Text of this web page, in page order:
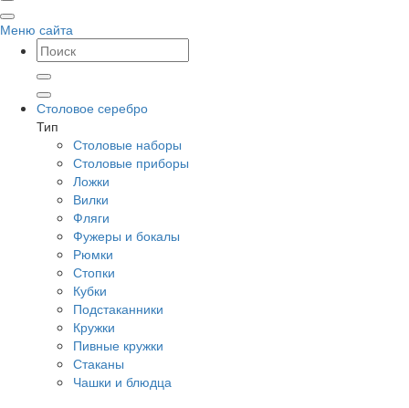
Меню сайта
Столовое серебро
Тип
Столовые наборы
Столовые приборы
Ложки
Вилки
Фляги
Фужеры и бокалы
Рюмки
Стопки
Кубки
Подстаканники
Кружки
Пивные кружки
Стаканы
Чашки и блюдца